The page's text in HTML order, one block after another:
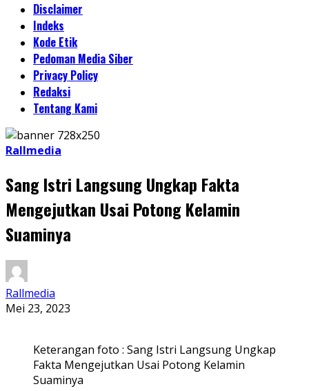
Disclaimer
Indeks
Kode Etik
Pedoman Media Siber
Privacy Policy
Redaksi
Tentang Kami
Rallmedia
Sang Istri Langsung Ungkap Fakta
Mengejutkan Usai Potong Kelamin
Suaminya
Rallmedia
Mei 23, 2023
Keterangan foto : Sang Istri Langsung Ungkap
Fakta Mengejutkan Usai Potong Kelamin
Suaminya